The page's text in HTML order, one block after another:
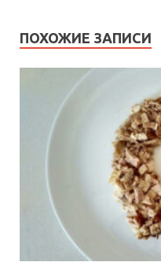
ПОХОЖИЕ ЗАПИСИ